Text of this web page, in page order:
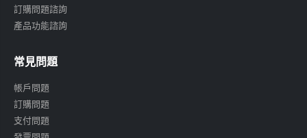
訂購問題諮詢
產品功能諮詢
常見問題
帳戶問題
訂購問題
支付問題